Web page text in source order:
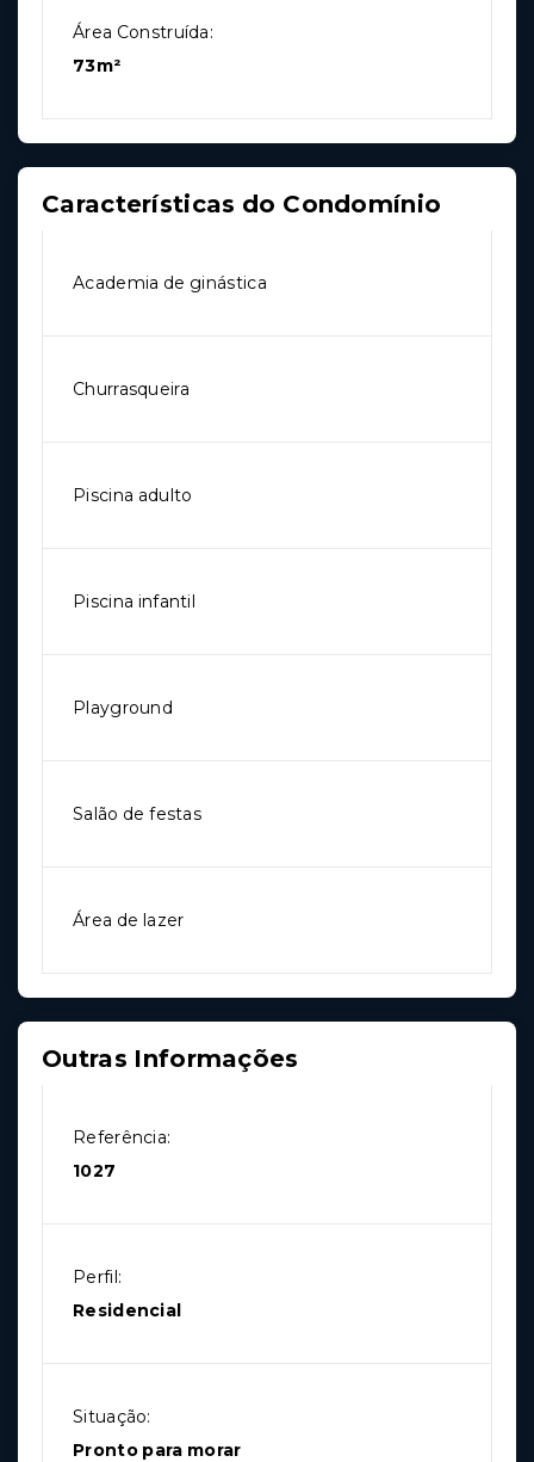
Área Construída:
73m²
Características do Condomínio
Academia de ginástica
Churrasqueira
Piscina adulto
Piscina infantil
Playground
Salão de festas
Área de lazer
Outras Informações
Referência:
1027
Perfil:
Residencial
Situação:
Pronto para morar